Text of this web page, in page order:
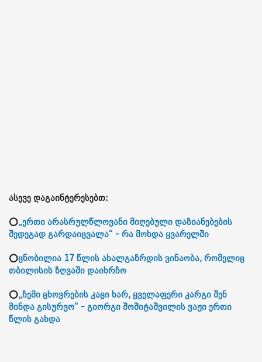
ასევე დაგაინტერესებთ:
⭕„ერთი არასრულწლოვანი მიღებული დაზიანებების
შედეგად გარდაიცვალა“ - რა მოხდა ყვარელში
⭕ცნობილია 17 წლის ახალგაზრდის ვინაობა, რომელიც
თბილისის ზღვაში დაიხრჩო
⭕„ჩემი ცხოვრების კაცი ხარ, ყველაფერი კარგი შენ
მინდა გისურვო“ - გიორგი შოშიტაშვილის ვაჟი ერთი
წლის გახდა